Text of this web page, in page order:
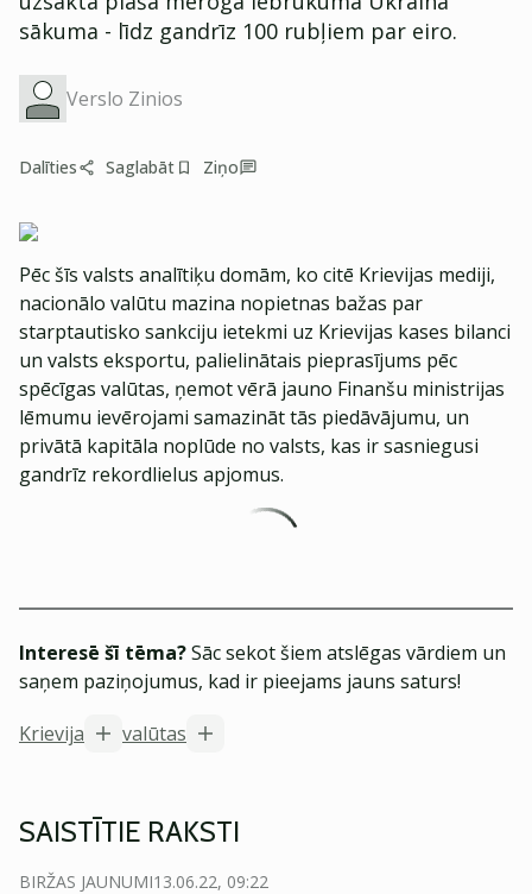
sākuma - līdz gandrīz 100 rubļiem par eiro.
Verslo Zinios
Dalīties Saglabāt Ziņo
Pēc šīs valsts analītiķu domām, ko citē Krievijas mediji,
nacionālo valūtu mazina nopietnas bažas par
starptautisko sankciju ietekmi uz Krievijas kases bilanci
un valsts eksportu, palielinātais pieprasījums pēc
spēcīgas valūtas, ņemot vērā jauno Finanšu ministrijas
lēmumu ievērojami samazināt tās piedāvājumu, un
privātā kapitāla noplūde no valsts, kas ir sasniegusi
gandrīz rekordlielus apjomus.
Interesē šī tēma?Sāc sekot šiem atslēgas vārdiem un
saņem paziņojumus, kad ir pieejams jauns saturs!
Krievija
valūtas
SAISTĪTIE RAKSTI
BIRŽAS JAUNUMI13.06.22, 09:22